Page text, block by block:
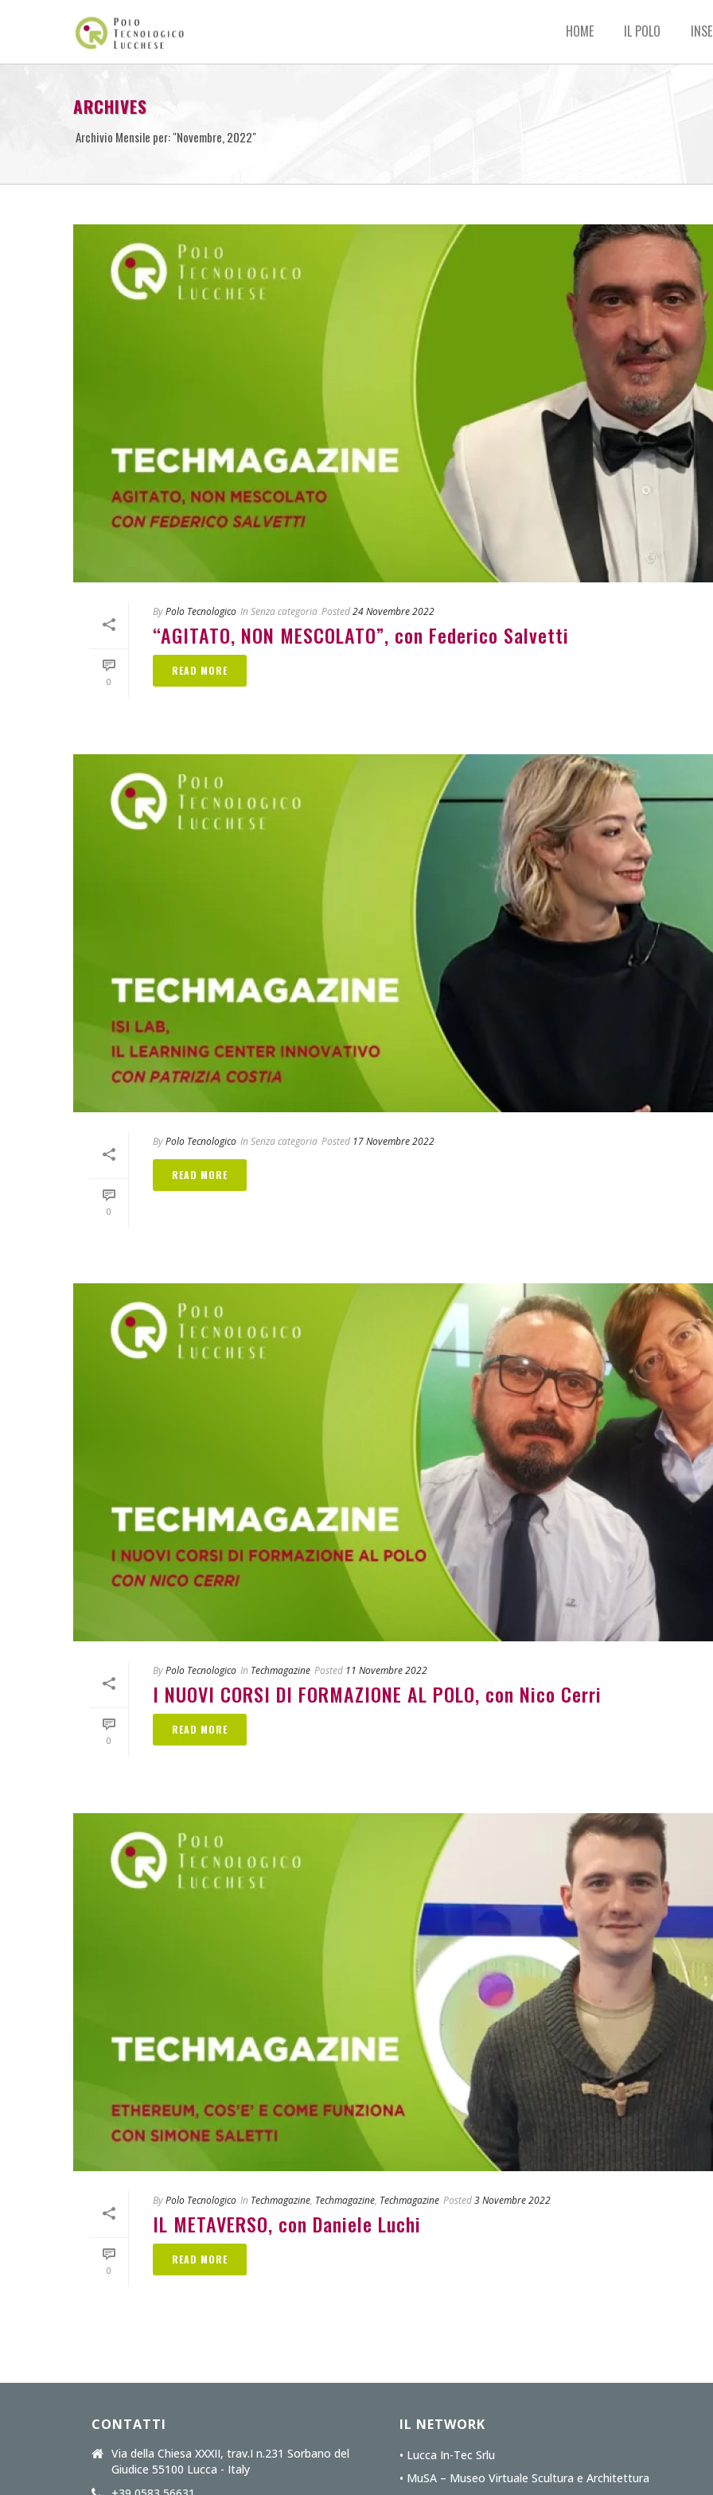
HOME IL POLO
ARCHIVES
Archivio Mensile per: "Novembre, 2022"
0
ByPolo Tecnologico In Senza categoria Posted24 Novembre 2022
“AGITATO, NON MESCOLATO”, con Federico Salvetti
READ MORE
0
ByPolo Tecnologico In Senza categoria Posted 17 Novembre 2022
READ MORE
0
ByPolo Tecnologico In Techmagazine Posted 11 Novembre 2022
I NUOVI CORSI DI FORMAZIONE AL POLO, con Nico Cerri
READ MORE
0
ByPolo Tecnologico In Techmagazine, Techmagazine, Techmagazine Posted3 Novembre 2022
IL METAVERSO, con Daniele Luchi
READ MORE
CONTATTI
Via della Chiesa XXXII, trav.I n.231 Sorbano del
Giudice 55100 Lucca - Italy
IL NETWORK
• Lucca In-Tec Srlu
• MuSA – Museo Virtuale Scultura e Architettura